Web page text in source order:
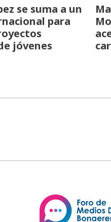
se suma a un
para
jóvenes